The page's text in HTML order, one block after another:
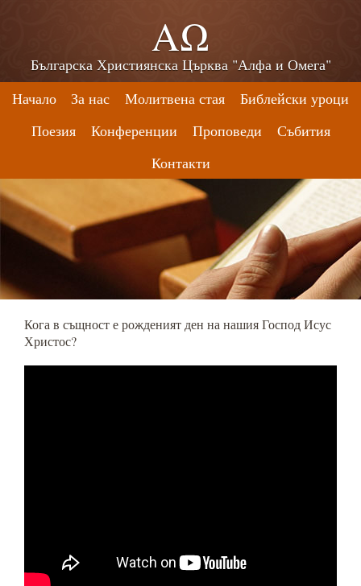
ΑΩ
Българска Християнска Църква "Алфа и Омега"
Начало
За нас Молитвена стая
Библейски уроци
Поезия
Конференции Проповеди
Събития
Контакти
Кога в същност е рожденият ден на нашия Господ Исус
Христос?